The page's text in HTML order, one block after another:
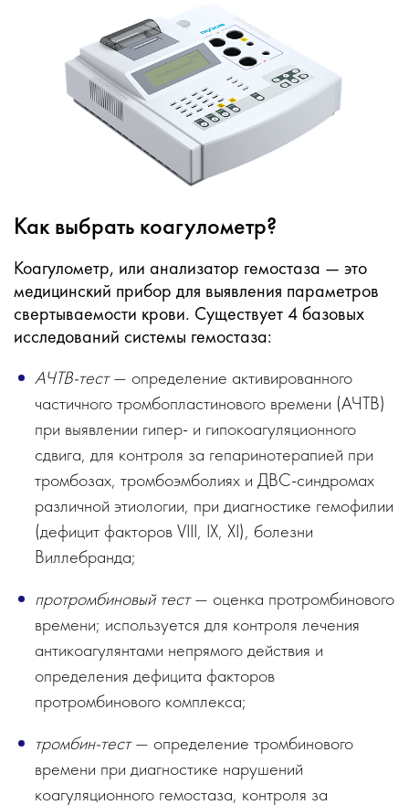
Как выбрать коагулометр?
Коагулометр, или анализатор гемостаза — это
медицинский прибор для выявления параметров
свертываемости крови. Существует 4 базовых
исследований системы гемостаза:
АЧТВ-тест— определение активированного
частичного тромбопластинового времени (АЧТВ)
при выявлении гипер- и гипокоагуляционного
сдвига, для контроля за гепаринотерапией при
тромбозах, тромбоэмболиях и ДВС-синдромах
различной этиологии, при диагностике гемофилии
(дефицит факторов VIII, IX, XI), болезни
Виллебранда;
протромбиновый тест— оценка протромбинового
времени; используется для контроля лечения
антикоагулянтами непрямого действия и
определения дефицита факторов
протромбинового комплекса;
тромбин-тест— определение тромбинового
времени при диагностике нарушений
коагуляционного гемостаза, контроля за